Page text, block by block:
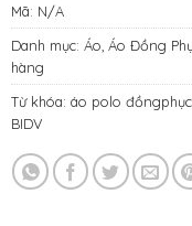
Mã: N/A
Danh mục: Áo Áo Đồng
hàng
Từ khóa: áo polo đồngphục,
BIDV